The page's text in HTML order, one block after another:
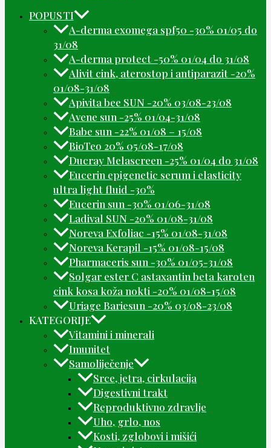
POPUSTI
A-derma exomega spf50 -30% 01/05 do
31/08
A-derma protect -50% 01/04 do 31/08
Alivit cink, aterostop i antiparazit -20%
01/08-31/08
Apivita bee SUN -20% 03/08-23/08
Avene sun -25% 01/04-31/08
Babe sun -22% 01/08 – 15/08
BioTeo 20% 05/08-17/08
Ducray Melascreen -25% 01/04 do 31/08
Eucerin epigenetic serum i elasticity
ultra light fluid -30%
Eucerin sun -30% 01/06-31/08
Ladival SUN -20% 01/08-31/08
Noreva Exfoliac -15% 01/08-31/08
Noreva Kerapil -15% 01/08-15/08
Pharmaceris sun -30% 01/05-31/08
Solgar ester C astaxantin beta karoten
cink kosa koža nokti -20% 01/08-15/08
Uriage Bariesun -20% 03/08-23/08
KATEGORIJE
Vitamini i minerali
Imunitet
Samoliječenje
Srce, jetra, cirkulacija
Digestivni trakt
Reproduktivno zdravlje
Uho, grlo, nos
Kosti, zglobovi i mišići